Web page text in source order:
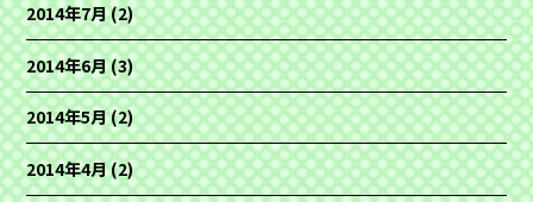
2014年7月(2)
2014年6月(3)
2014年5月(2)
2014年4月(2)